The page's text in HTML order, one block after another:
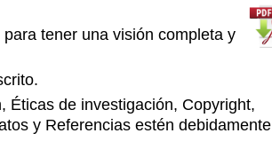
para tener una visión completa y
Éticas de investigación, Copyright,
y Referencias estén debidamente